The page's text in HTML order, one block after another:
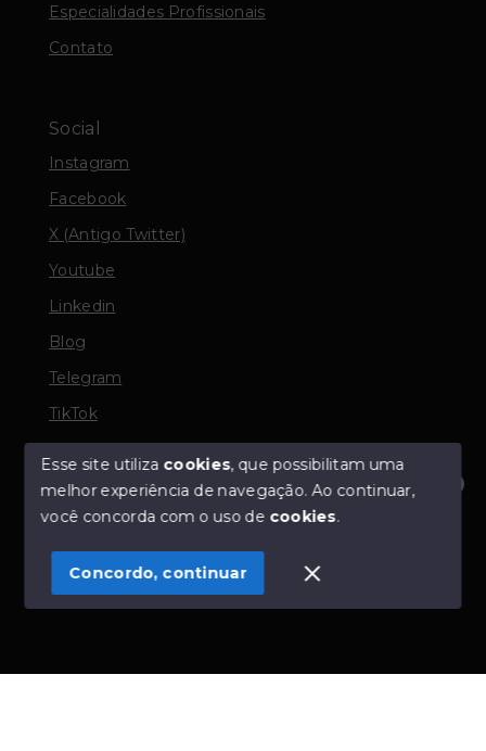
Olá! Estamos disponíveis para te ajudar.
Especialidades Profissionais
Contato
Social
Instagram
Facebook
X (Antigo Twitter)
Youtube
Linkedin
Blog
Telegram
TikTok
© Copyright 2026 - TORQUATO ∴ Corretor de Imóveis
- CRECI 42643f | 136.004f Perito Avaliador CNAI 37357
SITE PARA IMOBILIARIA
Esse site utiliza cookies, que possibilitam uma
melhor experiência de navegação.Ao continuar,
você concorda com o uso de cookies.
Concordo, continuar